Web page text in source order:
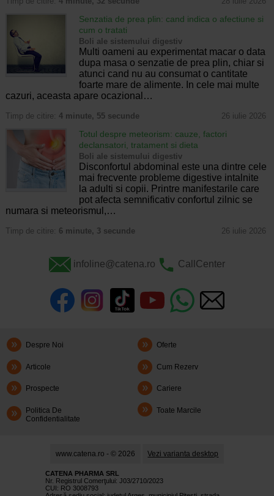
Senzatia de prea plin: cand indica o afectiune si
cum o tratati
Boli ale sistemului digestiv
Multi oameni au experimentat macar o data
dupa masa o senzatie de prea plin, chiar si
atunci cand nu au consumat o cantitate
foarte mare de alimente. In cele mai multe
cazuri, aceasta apare ocazional…
Timp de citire: 4 minute, 55 secunde 26 iulie 2026
Totul despre meteorism: cauze, factori
declansatori, tratament si dieta
Boli ale sistemului digestiv
Disconfortul abdominal este una dintre cele
mai frecvente probleme digestive intalnite
la adulti si copii. Printre manifestarile care
pot afecta semnificativ confortul zilnic se
numara si meteorismul,…
Timp de citire: 6 minute, 3 secunde 26 iulie 2026
infoline@catena.ro CallCenter
Despre Noi Oferte
Articole Cum Rezerv
Prospecte Cariere
Politica De
Confidentialitate
Toate Marcile
www.catena.ro - © 2026 Vezi varianta desktop
CATENA PHARMA SRL
Nr. Registrul Comerţului: J03/2710/2023
CUI: RO 3008793